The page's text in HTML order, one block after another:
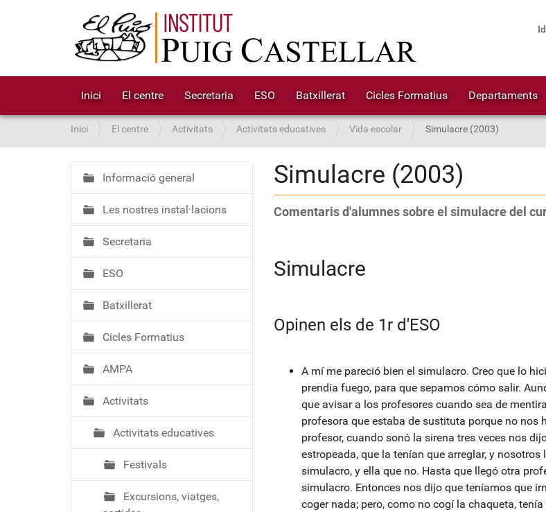
Inici El centre Secretaria ESO Batxillerat Cicles Formatius Departaments
S
o
u
:
Inici El centre Activitats Activitats educatives Vida escolar Simulacre (2003)
Simulacre (2003)
Comentaris d'alumnes sobre el simulacre del
Simulacre
Opinen els de 1r d'ESO
A mí me pareció bien el simulacro. Creo que lo
prendía fuego, para que sepamos cómo salir.
que avisar a los profesores cuando sea de
profesora que estaba de sustituta porque no nos
profesor, cuando sonó la sirena tres veces nos
estropeada, que la tenían que arreglar, y nosotros
simulacro, y ella que no. Hasta que llegó otra
simulacro. Entonces nos dijo que teníamos que
coger nada; pero, como no cogí la chaqueta,
N
a
v
e
g
a
c
ó
Informació general
Les nostres instal·lacions
Secretaria
ESO
Batxillerat
Cicles Formatius
AMPA
Activitats
Activitats educatives
Festivals
Excursions, viatges,